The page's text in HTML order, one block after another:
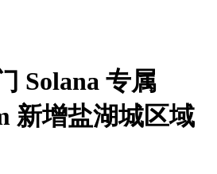
Solana 专属
新增盐湖城区域